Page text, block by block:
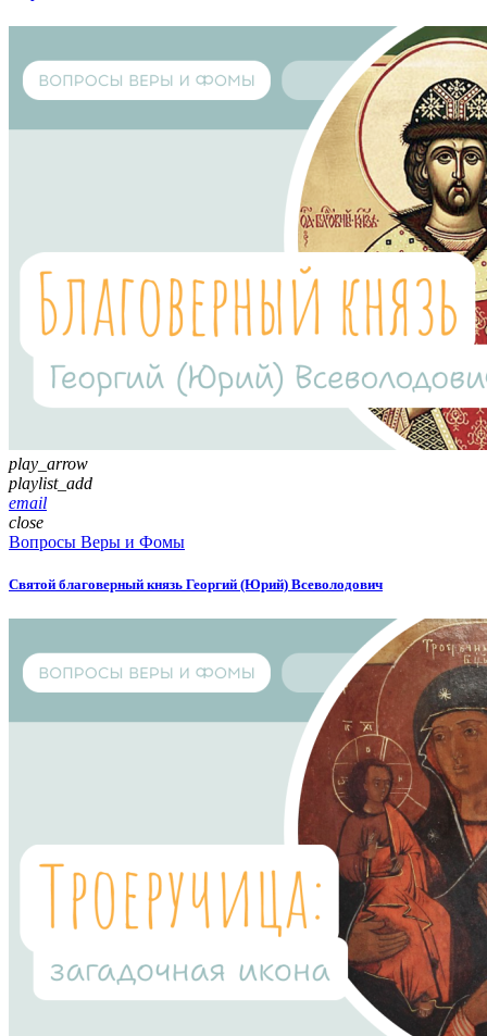
play_arrow
playlist_add
email
close
Вопросы Веры и Фомы
Святой благоверный князь Георгий (Юрий) Всеволодович